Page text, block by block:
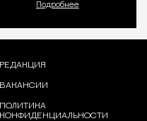
Подробнее
РЕДАКЦИЯ
ВАКАНСИИ
ПОЛИТИКА
КОНФИДЕНЦИАЛЬНОСТИ